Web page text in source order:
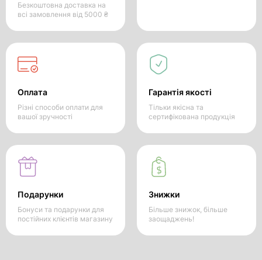
Безкоштовна доставка на
всі замовлення від 5000 ₴
Оплата
Різні способи оплати для
вашої зручності
Гарантія якості
Тільки якісна та
сертифікована продукція
Подарунки
Бонуси та подарунки для
постійних клієнтів магазину
Знижки
Більше знижок, більше
заощаджень!